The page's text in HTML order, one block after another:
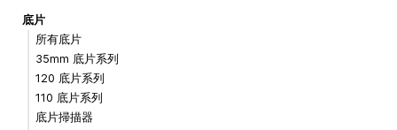
底片
所有底片
35mm 底片系列
120 底片系列
110 底片系列
底片掃描器